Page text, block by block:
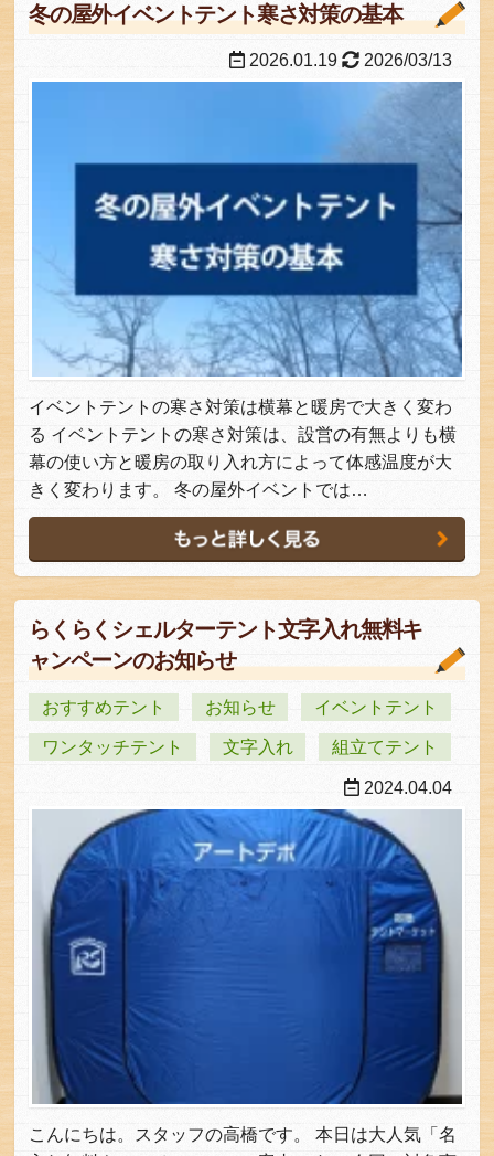
冬の屋外イベントテント寒さ対策の基本
2026.01.19 2026/03/13
イベントテントの寒さ対策は横幕と暖房で大きく変わ
る イベントテントの寒さ対策は、設営の有無よりも横
幕の使い方と暖房の取り入れ方によって体感温度が大
きく変わります。 冬の屋外イベントでは…
らくらくシェルターテント文字入れ無料キ
ャンペーンのお知らせ
おすすめテント お知らせ イベントテント
ワンタッチテント 文字入れ 組立てテント
2024.04.04
こんにちは。スタッフの高橋です。 本日は大人気「名